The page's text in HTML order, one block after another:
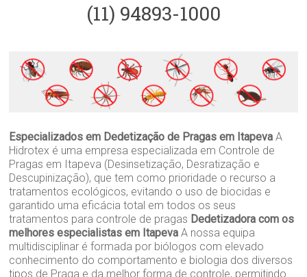
(11) 94893-1000
Especializados em Dedetização de Pragas em Itapeva A
Hidrotex é uma empresa especializada em Controle de
Pragas em Itapeva (Desinsetização, Desratização e
Descupinização), que tem como prioridade o recurso a
tratamentos ecológicos, evitando o uso de biocidas e
garantido uma eficácia total em todos os seus
tratamentos para controle de pragas Dedetizadora com os
melhores especialistas em Itapeva A nossa equipa
multidisciplinar é formada por biólogos com elevado
conhecimento do comportamento e biologia dos diversos
tipos de Praga e da melhor forma de controle, permitindo